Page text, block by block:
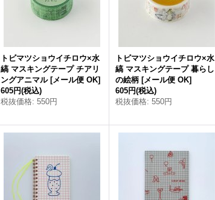
トビマツショウイチロウ×水
縞 マスキングテープ チアリ
ングアニマル [メール便 OK]
605円(税込)
税抜価格: 550円
トビマツショウイチロウ×水
縞 マスキングテープ 暮らし
の絵柄 [メール便 OK]
605円(税込)
税抜価格: 550円